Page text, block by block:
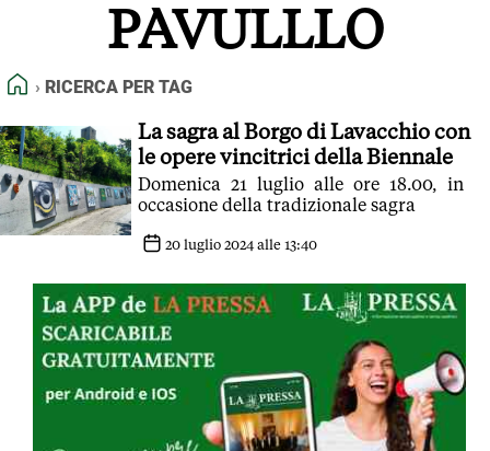
FEED RSS
NORMATIVE DEONTOLOGICHE
TERMINI e CONDIZIONI
PAVULLLO
HOME
RICERCA PER TAG
La sagra al Borgo di Lavacchio con
le opere vincitrici della Biennale
Domenica 21 luglio alle ore 18.00, in
occasione della tradizionale sagra
20 luglio 2024 alle 13:40